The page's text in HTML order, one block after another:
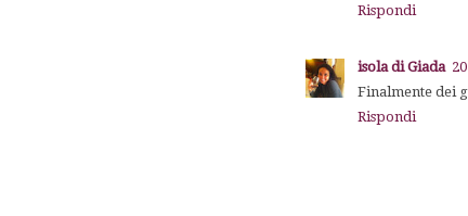
Rispondi
isola di Giada
Finalmente dei
Rispondi